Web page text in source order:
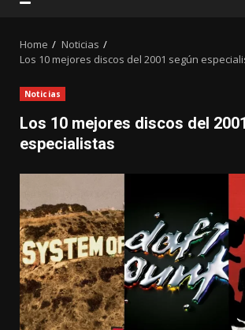
Home
Noticias
Los 10 mejores discos del 2001 según
Noticias
Los 10 mejores discos del
especialistas